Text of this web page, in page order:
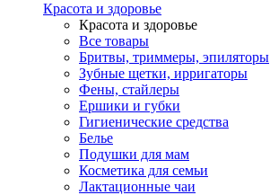
Красота и здоровье
Красота и здоровье
Все товары
Бритвы, триммеры, эпиляторы
Зубные щетки, ирригаторы
Фены, стайлеры
Ершики и губки
Гигиенические средства
Белье
Подушки для мам
Косметика для семьи
Лактационные чаи